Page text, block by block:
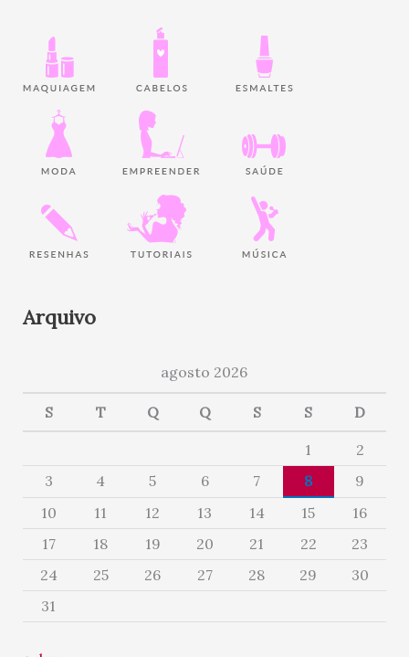
Arquivo
agosto 2026
S T Q Q S S D
1
2
3
4 5 6 7 8
9
10
11 12 13 14 15
16
17
18 19 20 21 22
23
24
25 26 27 28 29
30
31